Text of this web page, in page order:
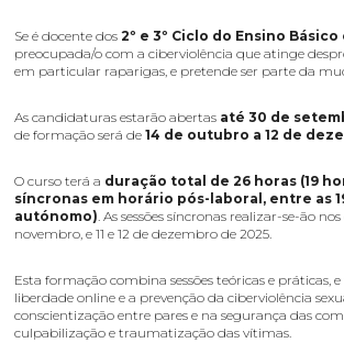
Se é docente dos2º e 3º Ciclo do Ensino
preocupada/o com a ciberviolência que atinge
em particular raparigas, e pretende ser parte da
As candidaturas estarão abertas até 30 de
de formação será de 14 de outubro a 12 de
O curso terá a duração total de 26 horas (19
síncronas em horário pós-laboral, entre as
autónomo). As sessões síncronas realizar-se-ão
novembro, e 11 e 12 de dezembro de 2025.
Esta formação combina sessões teóricas e
liberdade online e a prevenção da ciberviolência
conscientização entre pares e na segurança das
culpabilização e traumatização das vítimas.